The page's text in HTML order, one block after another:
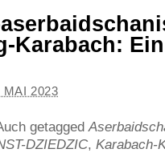
Karabach:
MAI 2023
getagged
DZIEDZIC, Karabach-